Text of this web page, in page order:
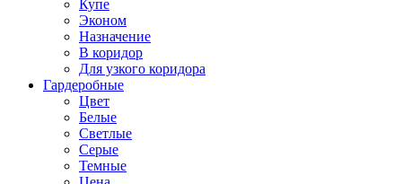
Купе
Эконом
Назначение
В коридор
Для узкого коридора
Гардеробные
Цвет
Белые
Светлые
Серые
Темные